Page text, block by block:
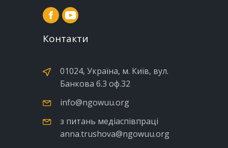
Контакти
01024, Україна, м. Київ, вул.
Банкова б.3 оф.32
info@ngowuu.org
з питань медіаспівпраці
anna.trushova@ngowuu.org